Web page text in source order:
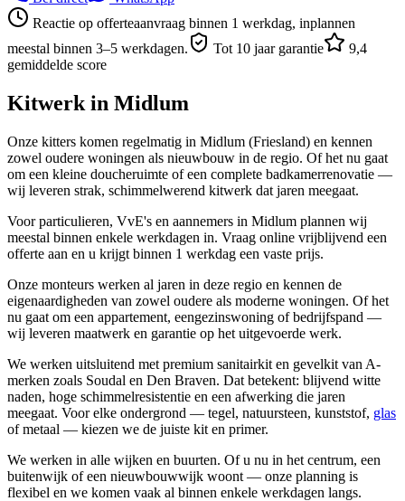
Reactie op offerteaanvraag binnen 1 werkdag, inplannen
meestal binnen 3–5 werkdagen.
Tot 10 jaar garantie
9,4
gemiddelde score
Kitwerk in Midlum
Onze kitters komen regelmatig in Midlum (Friesland) en kennen
zowel oudere woningen als nieuwbouw in de regio. Of het nu gaat
om een kleine doucheruimte of een complete badkamerrenovatie —
wij leveren strak, schimmelwerend kitwerk dat jaren meegaat.
Voor particulieren, VvE's en aannemers in Midlum plannen wij
meestal binnen enkele werkdagen in. Vraag online vrijblijvend een
offerte aan en u krijgt binnen 1 werkdag een vaste prijs.
Onze monteurs werken al jaren in deze regio en kennen de
eigenaardigheden van zowel oudere als moderne woningen. Of het
nu gaat om een appartement, eengezinswoning of bedrijfspand —
wij leveren maatwerk en garantie op het uitgevoerde werk.
We werken uitsluitend met premium sanitairkit en gevelkit van A-
merken zoals Soudal en Den Braven. Dat betekent: blijvend witte
naden, hoge schimmelresistentie en een afwerking die jaren
meegaat. Voor elke ondergrond — tegel, natuursteen, kunststof, glas
of metaal — kiezen we de juiste kit en primer.
We werken in alle wijken en buurten. Of u nu in het centrum, een
buitenwijk of een nieuwbouwwijk woont — onze planning is
flexibel en we komen vaak al binnen enkele werkdagen langs.